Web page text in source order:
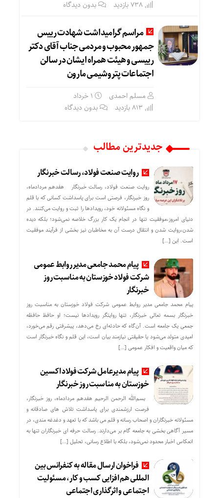
بدون دیدگاه
مراسم گرامیداشت شهادت رییس
جمهور محبوب و مردمی جناب آقای دکتر
رییسی و هیئت همراه ایشان در سالن
اجتماعات پتروشیمی مارون
مسلم احمدی
۱ خرداد
بدون دیدگاه
جدیدترین مطالب
روایت صنعت فولاد،‌ رسالت خبرنگار
روایت صنعت فولاد،‌ رسالت خبرنگار هفدهم مردادماه،
روز خبرنگار، فرصتی است برای پاسداشت کسانی که با قلم
و نگاه مسئولانه خود، رویدادها را ثبت و روایت می‌کنند. در
دنیای امروز،موفقیت تنها در انجام یک کار بزرگ خلاصه نمی‌شود؛ بلکه دیده
شدن،روایت شدن و انتقال درست آن به مخاطبان نیز بخشی از فرآیند موفقیت
است. این […]
پیام محمد جامعی مدیر روابط عمومی
شرکت فولاد خوزستان به مناسبت روز
خبرنگار
پیام محمد جامعی مدیر روابط عمومی شرکت فولاد خوزستان به مناسبت روز
خبرنگار بسمه تعالی خبرنگار، تنها روایتگر رویدادها نیست؛ او حافظ حافظه
جمعی یک جامعه است. آن‌گاه که حادثه‌ای رخ می‌دهد، پیشرفتی رقم می‌خورد،
امیدی متولد می‌شود یا حقیقتی نیازمند بیان است، این قلم و نگاه خبرنگار است
که میان واقعیت و افکار عمومی […]
پیام مدیرعامل شرکت فولاد اکسین
خوزستان به مناسبت روز خبرنگار
بسم‌الله الرحمن الرحیم هفدهم مردادماه، روز خبرنگار،
فرصت ارزشمندی برای پاسداشت تلاش‌ های صادقانه و
مسئولانه خبرنگاران و اصحاب رسانه و قلم می باشد که با تعهد و دغدغه‌ مندی، در
مسیر آگاهی‌ بخشی به جامعه گام بر می‌دارند. رسالت حرفه‌ ای خبرنگاران تنها به
انعکاس اخبار محدود نمی‌شود، بلکه با اطلاع رسانی، تحلیل […]
فراخوان ارسال مقاله به کنفرانس بین
المللی هم افزایی کسب و کار، مسئولیت
اجتماعی و اثرگذاری اجتماعی